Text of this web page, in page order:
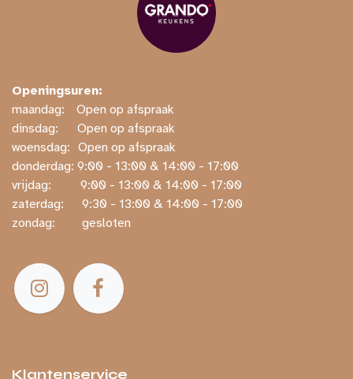
Openingsuren:
maandag:
​​Open op afspraak
dinsdag:
​Open op afspraak
woensdag: ​Open op afspraak
donderdag: ​9:00 - 13:00 & 14:00 - 17:00
vrijdag:
​ ​9:00 - 13:00 & 14:00 - 17:00
zaterdag:
​ ​9:30 - 13:00 & 14:00 - 17:00
zondag:
​ gesloten
Klantenservice